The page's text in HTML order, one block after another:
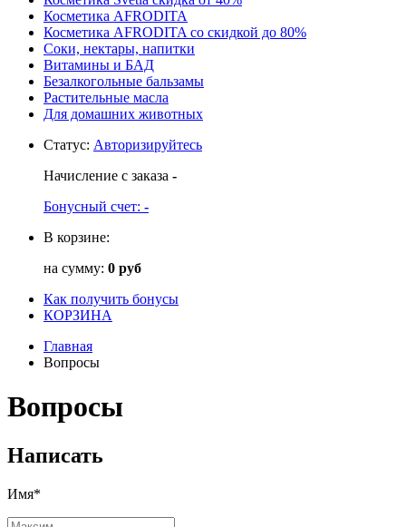
Косметика AFRODITA
Косметика AFRODITA со скидкой до 80%
Соки, нектары, напитки
Витамины и БАД
Безалкогольные бальзамы
Растительные масла
Для домашних животных
Статус: Авторизируйтесь
Начисление с заказа -
Бонусный счет: -
В корзине:
на сумму: 0 руб
Как получить бонусы
КОРЗИНА
Главная
Вопросы
Вопросы
Написать
Имя*